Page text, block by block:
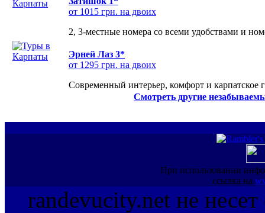
от 1015 грн. на двоих
2, 3-местные номера со всеми удобствами и
Эрней Лаз 3*
от 1295 грн. на двоих
Современный интерьер, комфорт и карпатское
Смотреть другие
При использовании
ссылка на
randevucity.net не несет